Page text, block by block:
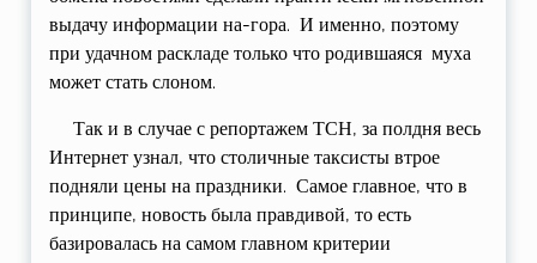
выдачу информации на-гора. И именно, поэтому
при удачном раскладе только что родившаяся муха
может стать слоном.
Так и в случае с репортажем ТСН, за полдня весь
Интернет узнал, что столичные таксисты втрое
подняли цены на праздники. Самое главное, что в
принципе, новость была правдивой, то есть
базировалась на самом главном критерии